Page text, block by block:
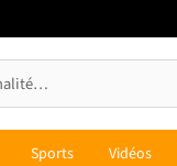
Sports Vidéos